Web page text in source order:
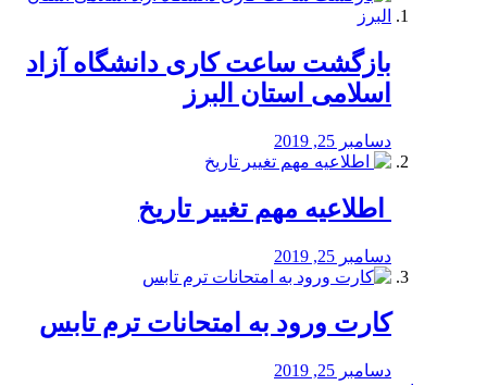
بازگشت ساعت کاری دانشگاه آزاد
اسلامی استان البرز
دسامبر 25, 2019
️ اطلاعیه مهم تغییر تاریخ
دسامبر 25, 2019
کارت ورود به امتحانات ترم تابس
دسامبر 25, 2019